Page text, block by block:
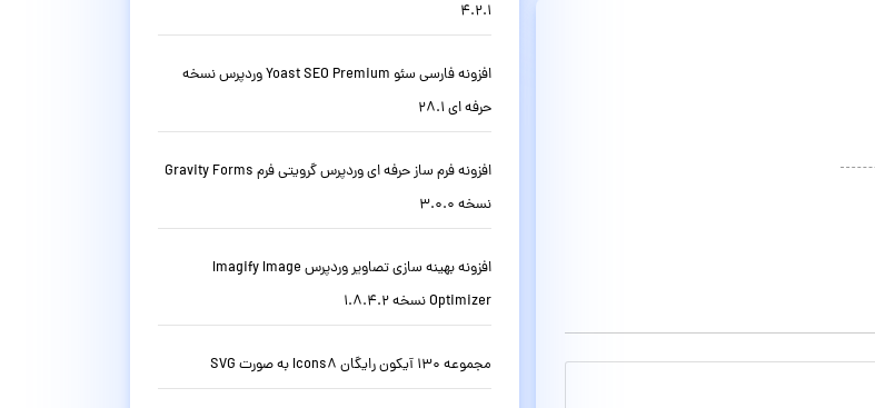
4.2.1
افزونه فارسی سئو Yoast SEO Premium وردپرس نسخه
حرفه ای 28.1
افزونه فرم ساز حرفه ای وردپرس گرویتی فرم Gravity Forms
نسخه 3.0.0
افزونه بهینه سازی تصاویر وردپرس Imagify Image
Optimizer نسخه 1.8.4.2
مجموعه 130 آیکون رایگان Icons8 به صورت SVG